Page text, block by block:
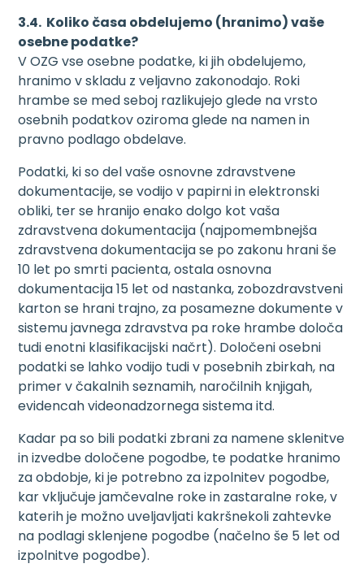
3.4. Koliko časa obdelujemo (hranimo) vaše
osebne podatke?
V OZG vse osebne podatke, ki jih obdelujemo,
hranimo v skladu z veljavno zakonodajo. Roki
hrambe se med seboj razlikujejo glede na vrsto
osebnih podatkov oziroma glede na namen in
pravno podlago obdelave.
Podatki, ki so del vaše osnovne zdravstvene
dokumentacije, se vodijo v papirni in elektronski
obliki, ter se hranijo enako dolgo kot vaša
zdravstvena dokumentacija (najpomembnejša
zdravstvena dokumentacija se po zakonu hrani še
10 let po smrti pacienta, ostala osnovna
dokumentacija 15 let od nastanka, zobozdravstveni
karton se hrani trajno, za posamezne dokumente v
sistemu javnega zdravstva pa roke hrambe določa
tudi enotni klasifikacijski načrt). Določeni osebni
podatki se lahko vodijo tudi v posebnih zbirkah, na
primer v čakalnih seznamih, naročilnih knjigah,
evidencah videonadzornega sistema itd.
Kadar pa so bili podatki zbrani za namene sklenitve
in izvedbe določene pogodbe, te podatke hranimo
za obdobje, ki je potrebno za izpolnitev pogodbe,
kar vključuje jamčevalne roke in zastaralne roke, v
katerih je možno uveljavljati kakršnekoli zahtevke
na podlagi sklenjene pogodbe (načelno še 5 let od
izpolnitve pogodbe).